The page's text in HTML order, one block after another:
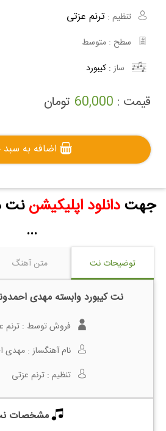
تنظیم : ترنم عزتی
سطح : متوسط
ساز : کیبورد
قیمت : 60,000 تومان
اضافه به سبد
جهتدانلود اپلیکیشن نت
...
توضیحات نت متن آهنگ
نت کیبورد وابسته مهدی
فروش توسط : ترنم
نام آهنگساز : مهدی
تنظیم : ترنم عزتی
مشخصات